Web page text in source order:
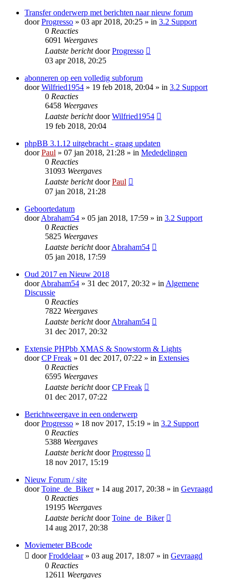
Transfer onderwerp met berichten naar nieuw forum
doorProgresso » 03 apr 2018, 20:25 » in 3.2 Support
0 Reacties
6091 Weergaves
Laatste berichtdoorProgresso
03 apr 2018, 20:25
abonneren op een volledig subforum
doorWilfried1954 » 19 feb 2018, 20:04 » in 3.2 Support
0 Reacties
6458 Weergaves
Laatste berichtdoorWilfried1954
19 feb 2018, 20:04
phpBB 3.1.12 uitgebracht - graag updaten
doorPaul » 07 jan 2018, 21:28 » in Mededelingen
0 Reacties
31093 Weergaves
Laatste berichtdoorPaul
07 jan 2018, 21:28
Geboortedatum
doorAbraham54 » 05 jan 2018, 17:59 » in 3.2 Support
0 Reacties
5825 Weergaves
Laatste berichtdoorAbraham54
05 jan 2018, 17:59
Oud 2017 en Nieuw 2018
doorAbraham54 » 31 dec 2017, 20:32 » inAlgemene
Discussie
0 Reacties
7822 Weergaves
Laatste berichtdoorAbraham54
31 dec 2017, 20:32
Extensie PHPbb XMAS & Snowstorm & Lights
doorCP Freak » 01 dec 2017, 07:22 » in Extensies
0 Reacties
6595 Weergaves
Laatste berichtdoorCP Freak
01 dec 2017, 07:22
Berichtweergave in een onderwerp
doorProgresso » 18 nov 2017, 15:19 » in 3.2 Support
0 Reacties
5388 Weergaves
Laatste berichtdoorProgresso
18 nov 2017, 15:19
Nieuw Forum / site
doorToine_de_Biker» 14 aug 2017, 20:38 » in Gevraagd
0 Reacties
19195 Weergaves
Laatste berichtdoorToine_de_Biker
14 aug 2017, 20:38
Moviemeter BBcode
doorFroddelaar» 03 aug 2017, 18:07 » in Gevraagd
0 Reacties
12611 Weergaves